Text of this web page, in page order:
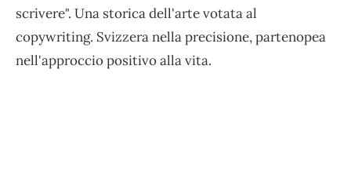
scrivere". Una storica dell'arte votata al
copywriting. Svizzera nella precisione, partenopea
nell'approccio positivo alla vita.